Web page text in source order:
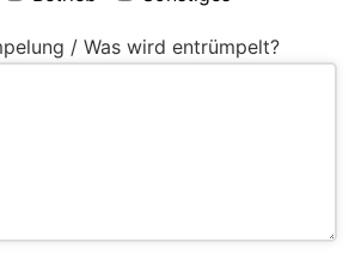
/ Was wird entrümpelt?